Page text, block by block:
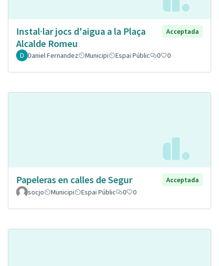
Instal·lar jocs d'aigua a la Plaça
Alcalde Romeu
Acceptada
Daniel Fernandez Municipi Espai Públic 0 0
Papeleras en calles de Segur
Acceptada
socjo
Municipi Espai Públic 0 0